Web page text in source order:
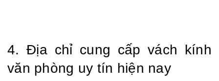
4. Địa chỉ cung cấp vách kính
văn phòng uy tín hiện nay